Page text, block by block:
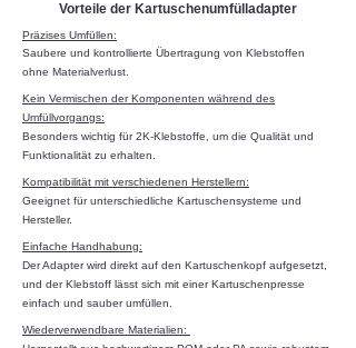
Vorteile der Kartuschenumfülladapter
Präzises Umfüllen:
Saubere und kontrollierte Übertragung von Klebstoffen
ohne Materialverlust.
Kein Vermischen der Komponenten während des
Umfüllvorgangs:
Besonders wichtig für 2K-Klebstoffe, um die Qualität und
Funktionalität zu erhalten.
Kompatibilität mit verschiedenen Herstellern:
Geeignet für unterschiedliche Kartuschensysteme und
Hersteller.
Einfache Handhabung:
Der Adapter wird direkt auf den Kartuschenkopf aufgesetzt,
und der Klebstoff lässt sich mit einer Kartuschenpresse
einfach und sauber umfüllen.
Wiederverwendbare Materialien: